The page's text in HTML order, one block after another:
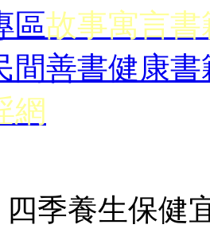
區故事寓言書
間善書健康書
網
四季養生保